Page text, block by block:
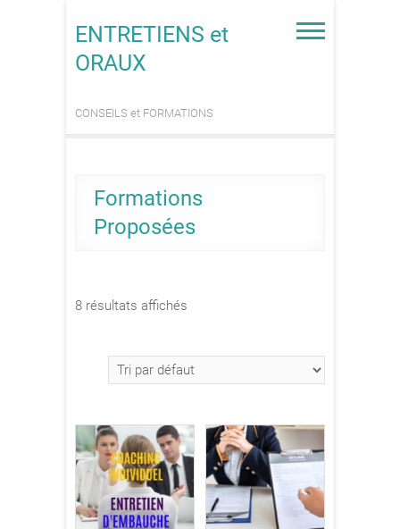
ENTRETIENS et
ORAUX
CONSEILS et FORMATIONS
Formations
Proposées
8 résultats affichés